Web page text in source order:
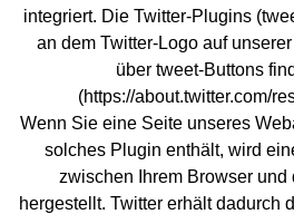
integriert. Die Twitter-Plugins
an dem Twitter-Logo auf
über tweet-Buttons
(https://about.twitter.com/
Wenn Sie eine Seite unseres
solches Plugin enthält, wird
zwischen Ihrem Browser und
hergestellt. Twitter erhält dadurch